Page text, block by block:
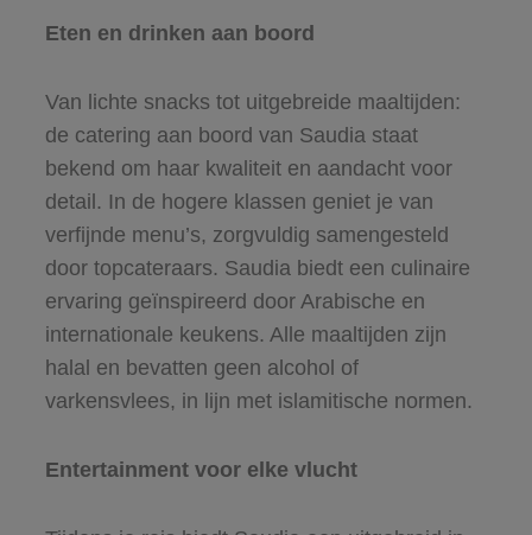
Eten en drinken aan boord
Van lichte snacks tot uitgebreide maaltijden:
de catering aan boord van Saudia staat
bekend om haar kwaliteit en aandacht voor
detail. In de hogere klassen geniet je van
verfijnde menu’s, zorgvuldig samengesteld
door topcateraars. Saudia biedt een culinaire
ervaring geïnspireerd door Arabische en
internationale keukens. Alle maaltijden zijn
halal en bevatten geen alcohol of
varkensvlees, in lijn met islamitische normen.
Entertainment voor elke vlucht